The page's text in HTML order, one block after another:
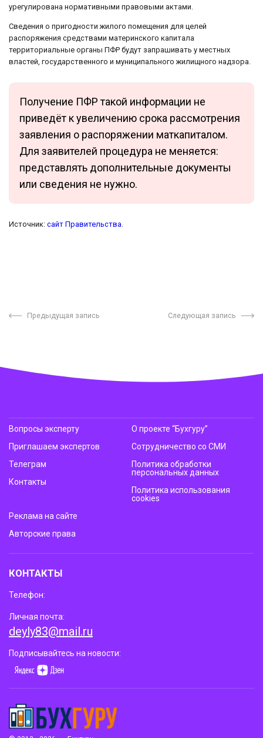
урегулирована нормативными правовыми актами.
Сведения о пригодности жилого помещения для целей
распоряжения средствами материнского капитала
территориальные органы ПФР будут запрашивать у местных
властей, государственного и муниципального жилищного надзора.
Получение ПФР такой информации не
приведёт к увеличению срока рассмотрения
заявления о распоряжении маткапиталом.
Для заявителей процедура не меняется:
представлять дополнительные документы
или сведения не нужно.
Источник: сайт Правительства
Предыдущая запись Следующая запись
Вопросы эксперту
Приглашаем экспертов
Телеграм
Контакты
О проекте “Бухгуру”
Сотрудничество со СМИ
Политика обработки
персональных данных
Политика использования
cookies
Реклама на сайте
Авторские права
КОНТАКТЫ
Телефон:
Личная почта:
deyly83@mail.ru
Подписывайтесь на новости: